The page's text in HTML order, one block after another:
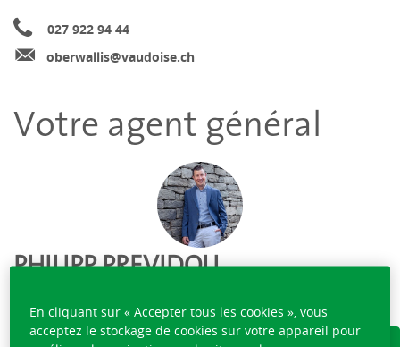
027 922 94 44
oberwallis@vaudoise.ch
Votre agent général
PHILIPP PREVIDOLI
027 922 94 44
TÉLÉCHARGER LA CARTE DE VISITE
En cliquant sur « Accepter tous les cookies », vous
acceptez le stockage de cookies sur votre appareil pour